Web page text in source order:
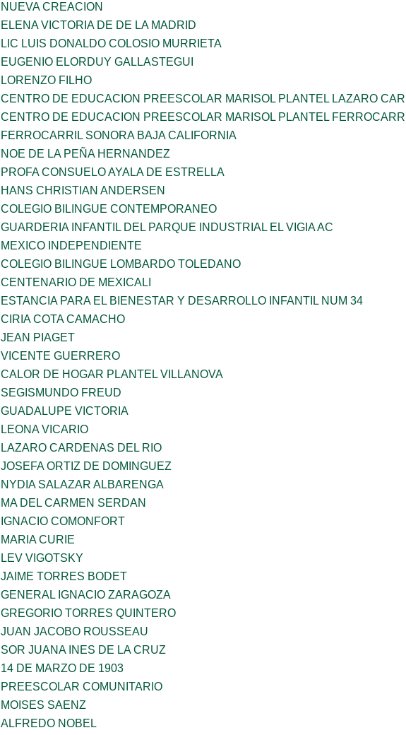
NUEVA CREACION
ELENA VICTORIA DE DE LA MADRID
LIC LUIS DONALDO COLOSIO MURRIETA
EUGENIO ELORDUY GALLASTEGUI
LORENZO FILHO
CENTRO DE EDUCACION PREESCOLAR MARISOL PLANTEL LAZARO
CENTRO DE EDUCACION PREESCOLAR MARISOL PLANTEL
FERROCARRIL SONORA BAJA CALIFORNIA
NOE DE LA PEÑA HERNANDEZ
PROFA CONSUELO AYALA DE ESTRELLA
HANS CHRISTIAN ANDERSEN
COLEGIO BILINGUE CONTEMPORANEO
GUARDERIA INFANTIL DEL PARQUE INDUSTRIAL EL VIGIA AC
MEXICO INDEPENDIENTE
COLEGIO BILINGUE LOMBARDO TOLEDANO
CENTENARIO DE MEXICALI
ESTANCIA PARA EL BIENESTAR Y DESARROLLO INFANTIL NUM 34
CIRIA COTA CAMACHO
JEAN PIAGET
VICENTE GUERRERO
CALOR DE HOGAR PLANTEL VILLANOVA
SEGISMUNDO FREUD
GUADALUPE VICTORIA
LEONA VICARIO
LAZARO CARDENAS DEL RIO
JOSEFA ORTIZ DE DOMINGUEZ
NYDIA SALAZAR ALBARENGA
MA DEL CARMEN SERDAN
IGNACIO COMONFORT
MARIA CURIE
LEV VIGOTSKY
JAIME TORRES BODET
GENERAL IGNACIO ZARAGOZA
GREGORIO TORRES QUINTERO
JUAN JACOBO ROUSSEAU
SOR JUANA INES DE LA CRUZ
14 DE MARZO DE 1903
PREESCOLAR COMUNITARIO
MOISES SAENZ
ALFREDO NOBEL